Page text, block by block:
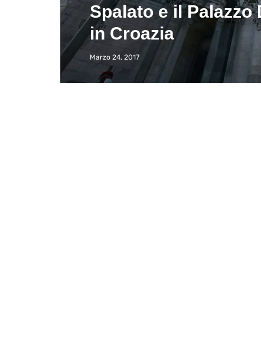
Spalato e il Palazzo
in Croazia
Marzo 24, 2017